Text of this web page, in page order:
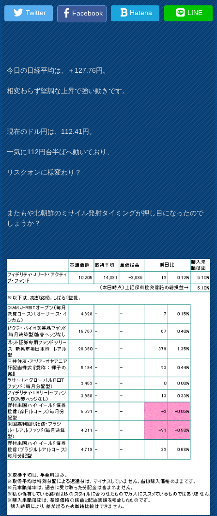
Twitter Facebook Hatena LINE
今日の日経平均は、＋127.76円。
相変わらず堅調な上昇で強い動きです。
現在のドル円は、112.41円。
一気に112円台半ばへ動いており、
リスクオンに様変わり？
またもや北朝鮮のミサイル発射タイミングが押し目になったので
しょうか？